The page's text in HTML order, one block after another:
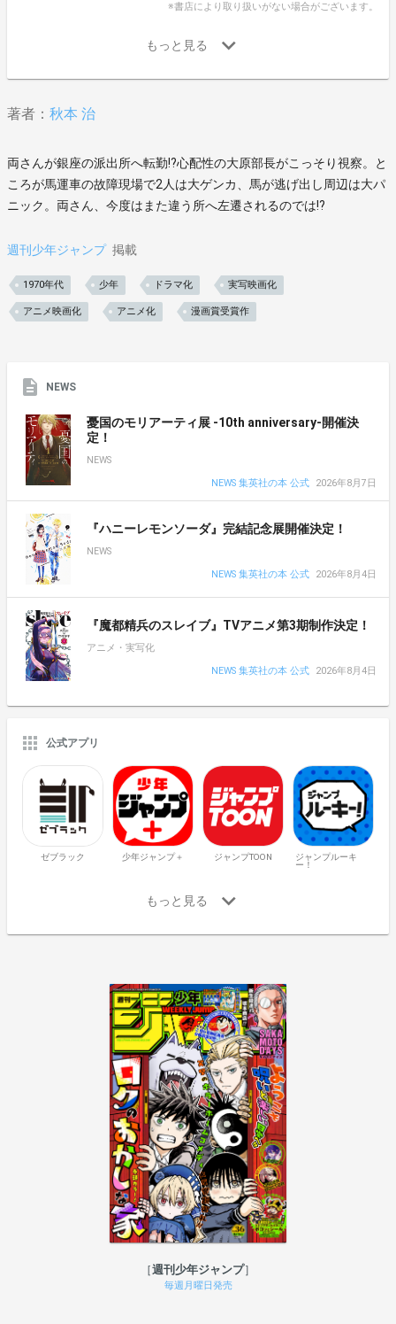
※書店により取り扱いがない場合がございます。
著者： 秋本 治
両さんが銀座の派出所へ転勤!?心配性の大原部長がこっそり視察。と
ころが馬運車の故障現場で2人は大ゲンカ、馬が逃げ出し周辺は大パ
ニック。両さん、今度はまた違う所へ左遷されるのでは!?
週刊少年ジャンプ 掲載
1970年代 少年 ドラマ化 実写映画化
アニメ映画化 アニメ化 漫画賞受賞作
NEWS
憂国のモリアーティ展 -10th anniversary-開催決
定！
NEWS
NEWS 集英社の本 公式
2026年8月7日
『ハニーレモンソーダ』完結記念展開催決定！
NEWS
NEWS 集英社の本 公式
2026年8月4日
『魔都精兵のスレイブ』TVアニメ第3期制作決定！
アニメ・実写化
NEWS 集英社の本 公式
2026年8月4日
公式アプリ
ゼブラック 少年ジャンプ＋ ジャンプTOON
ジャンプルーキ
ー！
週刊少年ジャンプ
毎週月曜日発売